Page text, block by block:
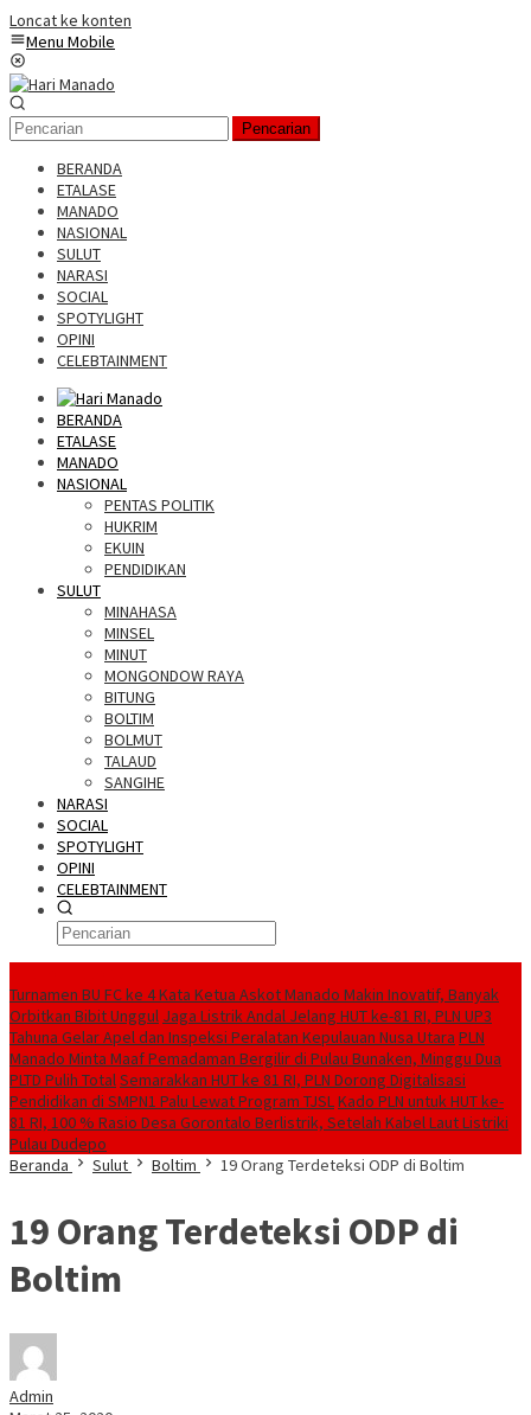
Loncat ke konten
Menu Mobile
Pencarian
BERANDA
ETALASE
MANADO
NASIONAL
SULUT
NARASI
SOCIAL
SPOTYLIGHT
OPINI
CELEBTAINMENT
BERANDA
ETALASE
MANADO
NASIONAL
PENTAS POLITIK
HUKRIM
EKUIN
PENDIDIKAN
SULUT
MINAHASA
MINSEL
MINUT
MONGONDOW RAYA
BITUNG
BOLTIM
BOLMUT
TALAUD
SANGIHE
NARASI
SOCIAL
SPOTYLIGHT
OPINI
CELEBTAINMENT
Turnamen BU FC ke 4 Kata Ketua Askot Manado Makin Inovatif, Banyak
Orbitkan Bibit Unggul Jaga Listrik Andal Jelang HUT ke-81 RI, PLN UP3
Tahuna Gelar Apel dan Inspeksi Peralatan Kepulauan Nusa Utara PLN
Manado Minta Maaf Pemadaman Bergilir di Pulau Bunaken, Minggu Dua
PLTD Pulih TotalSemarakkan HUT ke 81 RI, PLN Dorong Digitalisasi
Pendidikan di SMPN1 Palu Lewat Program TJSLKado PLN untuk HUT ke-
81 RI, 100 % Rasio Desa Gorontalo Berlistrik, Setelah Kabel Laut Listriki
Pulau Dudepo
Beranda
Sulut Boltim 19 Orang Terdeteksi ODP di Boltim
19 Orang Terdeteksi ODP di
Boltim
Admin